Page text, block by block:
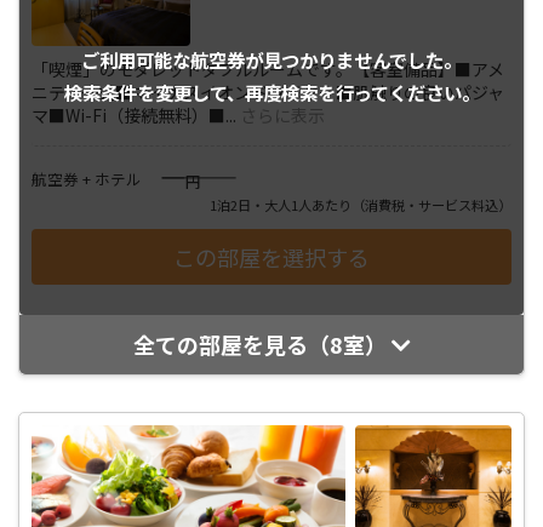
ご利用可能な航空券が見つかりませんでした。
検索条件を変更して、再度検索を行ってください。
「喫煙」のモダレットダブルルームです。【客室備品】■アメ
ニティ一式■マイナスイオンドライヤー■肌触りの良いパジャ
マ■Wi-Fi（接続無料）■... さらに表示
航空券 + ホテル ――――円
1泊2日・大人1人あたり （消費税・サービス料込）
全ての部屋を見る（8室）